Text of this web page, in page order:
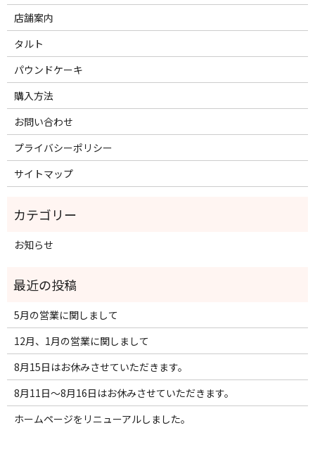
店舗案内
タルト
パウンドケーキ
購入方法
お問い合わせ
プライバシーポリシー
サイトマップ
お知らせ
5月の営業に関しまして
12月、1月の営業に関しまして
8月15日はお休みさせていただきます。
8月11日～8月16日はお休みさせていただきます。
ホームページをリニューアルしました。